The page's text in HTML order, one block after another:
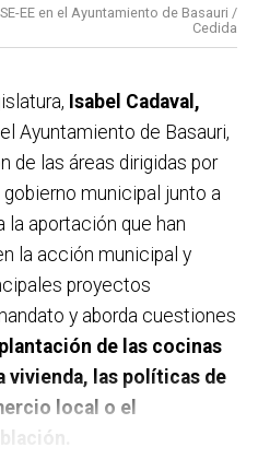
EE en el Ayuntamiento de Basauri /
Cedida
Isabel Cadaval,
Ayuntamiento de Basauri,
de las áreas dirigidas por
municipal junto a
la aportación que han
la acción municipal y
proyectos
y aborda cuestiones
de las cocinas
vivienda, las políticas de
local o el